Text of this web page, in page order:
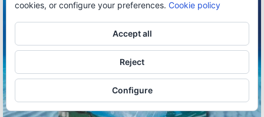
cookies, or configure your preferences. Cookie policy
Accept all
Reject
Configure